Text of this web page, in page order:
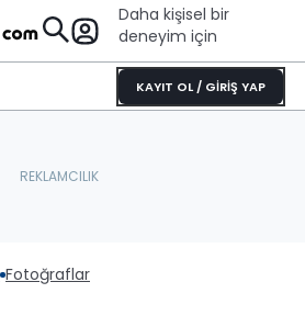
Daha kişisel bir
deneyim için
KAYIT OL / GİRİŞ YAP
Fotoğraflar